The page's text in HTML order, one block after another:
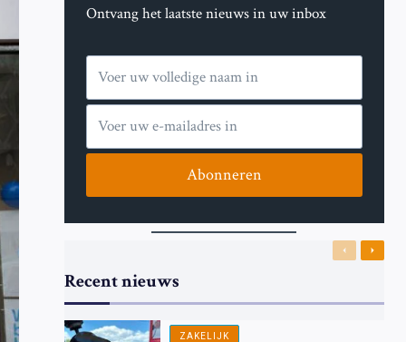
Ontvang het laatste nieuws in uw inbox
Abonneren
Recent nieuws
Previous
Next
ZAKELIJK